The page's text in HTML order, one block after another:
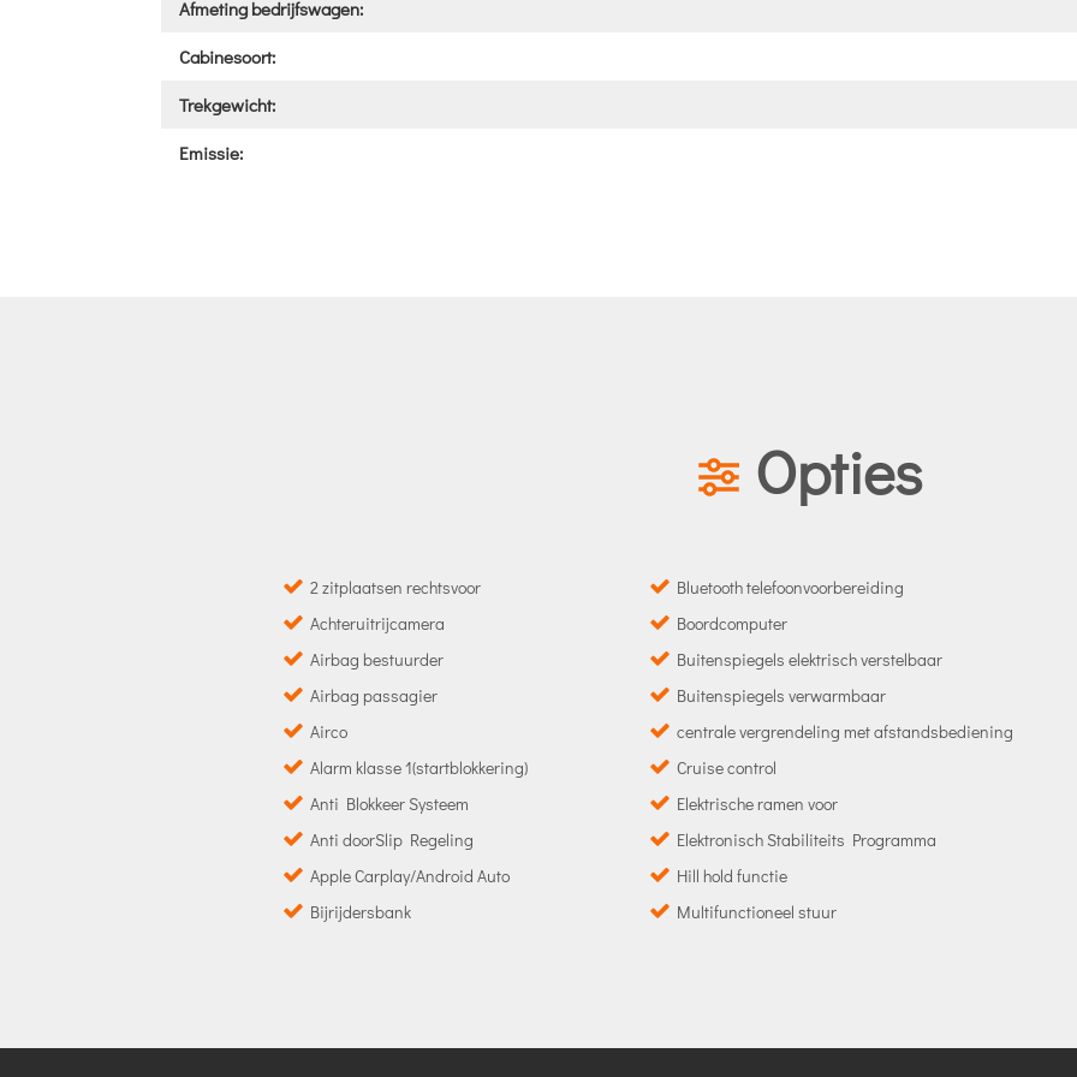
Afmeting bedrijfswagen:
Cabinesoort:
Trekgewicht:
Emissie:
Opties
2 zitplaatsen rechtsvoor
Achteruitrijcamera
Airbag bestuurder
Airbag passagier
Airco
Alarm klasse 1(startblokkering)
Anti Blokkeer Systeem
Anti doorSlip Regeling
Apple Carplay/Android Auto
Bijrijdersbank
Bluetooth telefoonvoorbereiding
Boordcomputer
Buitenspiegels elektrisch verstelbaar
Buitenspiegels verwarmbaar
centrale vergrendeling met afstandsbediening
Cruise control
Elektrische ramen voor
Elektronisch Stabiliteits Programma
Hill hold functie
Multifunctioneel stuur